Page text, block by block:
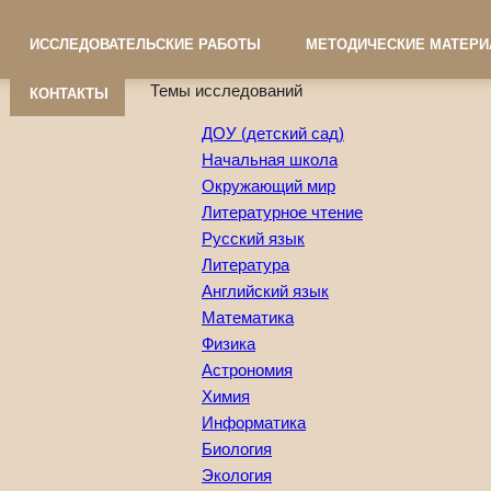
ИССЛЕДОВАТЕЛЬСКИЕ РАБОТЫ МЕТОДИЧЕСКИЕ
КОНТАКТЫ Темы исследований
ДОУ (детский сад)
Начальная школа
Окружающий мир
Литературное чтение
Русский язык
Литература
Английский язык
Математика
Физика
Астрономия
Химия
Информатика
Биология
Экология